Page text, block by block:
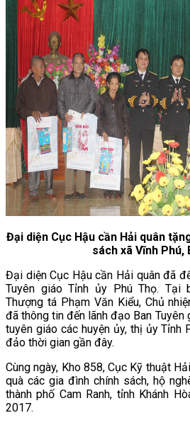
Đại diện Cục Hậu cần Hải quân
sách xã Vĩnh Phú,
Đại diện Cục Hậu cần Hải quân đã
Tuyên giáo Tỉnh ủy Phú Thọ. Tại
Thượng tá Phạm Văn Kiểu, Chủ
đã thông tin đến lãnh đạo Ban Tuyên
tuyên giáo các huyện ủy, thị ủy Tỉnh
đảo thời gian gần đây.
Cùng ngày, Kho 858, Cục Kỹ thuật
quà các gia đình chính sách, hộ
thành phố Cam Ranh, tỉnh Khánh
2017.